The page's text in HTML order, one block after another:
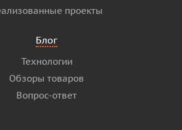
проекты
Блог
Технологии
Обзоры товаров
Вопрос-ответ